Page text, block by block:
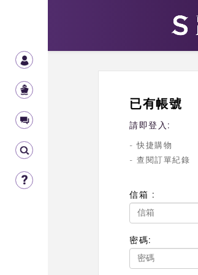
已有帳號
請即登入:
- 快捷購物
- 查閱訂單紀錄
信箱 :
密碼: